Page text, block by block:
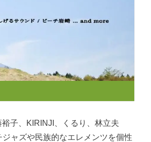
子、KIRINJI、くるり、林立夫
ャズや民族的なエレメンツを個性